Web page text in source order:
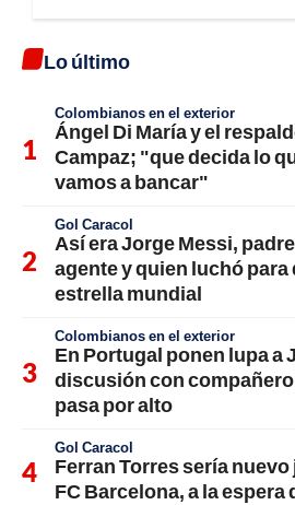
Lo último
Colombianos en el exterior
Ángel Di María y el
Campaz; "que decida lo
vamos a bancar"
Gol Caracol
Así era Jorge Messi,
agente y quien luchó para
estrella mundial
Colombianos en el exterior
En Portugal ponen lupa a
discusión con
pasa por alto
Gol Caracol
Ferran Torres sería
FC Barcelona, a la espera